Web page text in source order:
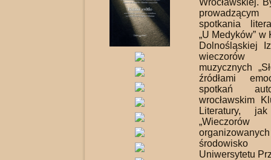
Wrocławskiej.
prowadzącym
spotkania
„U Medyków”
Dolnośląskiej
wieczorów
muzycznych
źródłami
spotkań
wrocławskim
Literatury,
„Wieczorów
Uniwersytetu